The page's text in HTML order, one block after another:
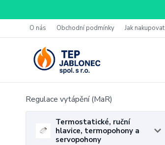
O nás Obchodní podmínky Jak nakupovat
Regulace vytápění (MaR)
Termostatické, ruční
hlavice, termopohony a
servopohony